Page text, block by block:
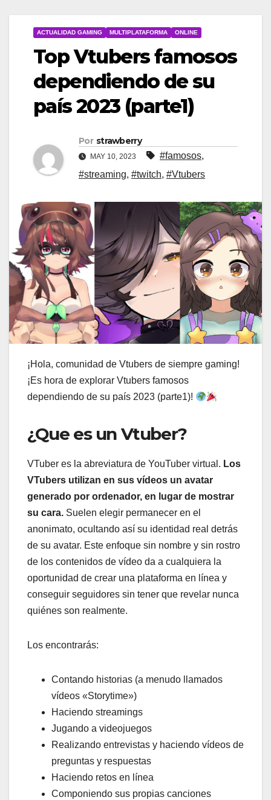
ACTUALIDAD GAMING MULTIPLATAFORMA ONLINE
Top Vtubers famosos
dependiendo de su
país 2023 (parte1)
Por strawberry
MAY 10, 2023 #famosos,
#streaming, #twitch, #Vtubers
¡Hola, comunidad de Vtubers de siempre gaming!
¡Es hora de explorar Vtubers famosos
dependiendo de su país 2023 (parte1)!
¿Que es un Vtuber?
VTuber es la abreviatura de YouTuber virtual. Los
VTubers utilizan en sus vídeos un avatar
generado por ordenador, en lugar de mostrar
su cara. Suelen elegir permanecer en el
anonimato, ocultando así su identidad real detrás
de su avatar. Este enfoque sin nombre y sin rostro
de los contenidos de vídeo da a cualquiera la
oportunidad de crear una plataforma en línea y
conseguir seguidores sin tener que revelar nunca
quiénes son realmente.
Los encontrarás:
Contando historias (a menudo llamados
vídeos «Storytime»)
Haciendo streamings
Jugando a videojuegos
Realizando entrevistas y haciendo vídeos de
preguntas y respuestas
Haciendo retos en línea
Componiendo sus propias canciones